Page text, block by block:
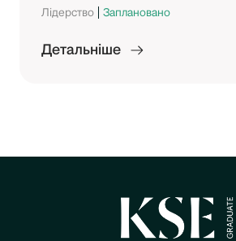
Лідерство Заплановано
Детальніше